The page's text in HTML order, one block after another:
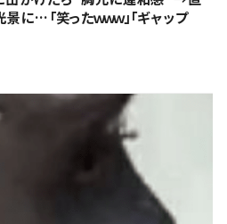
に…「笑ったｗｗｗ」「ギャップ